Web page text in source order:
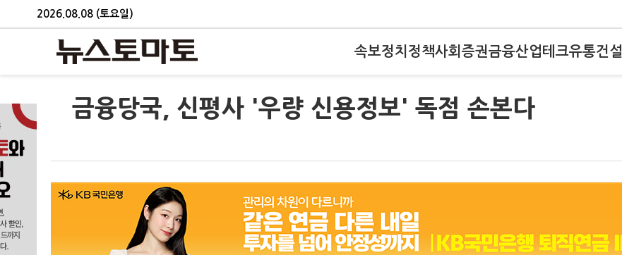
2026.08.08 (토요일)
속보정치 정책사회 증권금융산업테크유통건설
금융당국, 신평사 '우량 신용정보' 독점 손본다